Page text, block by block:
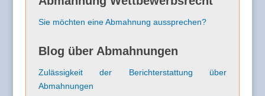
Sie möchten eine Abmahnung aussprechen?
Blog über Abmahnungen
Zulässigkeit der Berichterstattung über
Abmahnungen